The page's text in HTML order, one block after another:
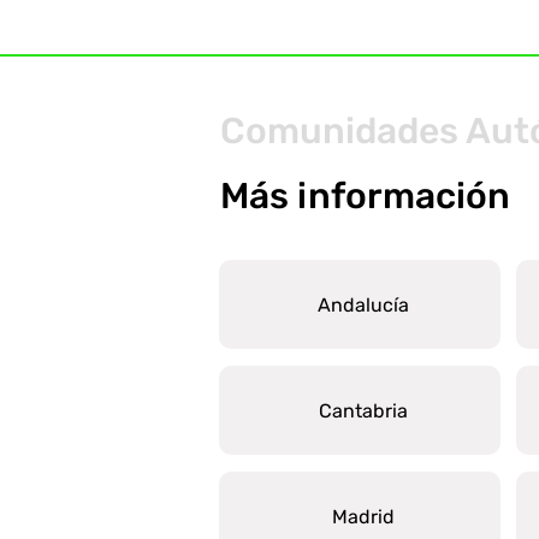
Comunidades
Más información
Andalucía
Cantabria
Madrid